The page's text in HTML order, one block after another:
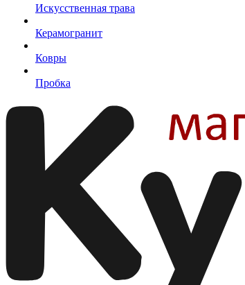
Искусственная трава
Керамогранит
Ковры
Пробка